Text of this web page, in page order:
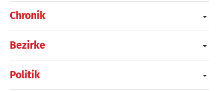
Chronik
Bezirke
Politik